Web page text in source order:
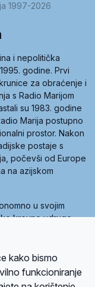
1997-2026
i nepolitička
godine. Prvi
za obraćenje i
s Radio Marijom
su 1983. godine
Marija postupno
prostor. Nakon
postaje s
počevši od Europe
na azijskom
u svojim
krovne udruge
članica, među
kako bismo
funkcioniranje